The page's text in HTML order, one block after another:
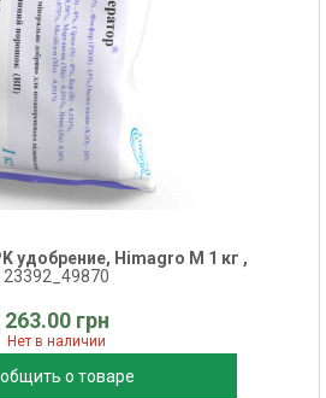
удобрение, Himagro M 1 кг ,
23392_49870
263.00 грн
Нет в наличии
о товаре